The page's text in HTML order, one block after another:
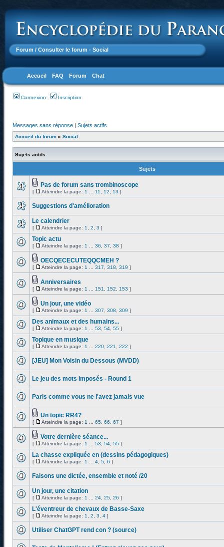
Forum / Consulter le forum - Social
Accueil FAQ Forum Chat
Connexion Inscription
Messages sans réponse | Sujets actifs
Accueil du forum » Social
Sujets actifs
Sujets
Pas de forum sans trombinoscope
[ Atteindre la page: 1 11 12 13 ]
Suggestions d'amélioration
Le calendrier
[ Atteindre la page: 1 2 3 ]
Topic actu
[ Atteindre la page: 1 36 37 38 ]
OECQECECUTEQQCMEH ?
[ Atteindre la page: 1 317 318 319 ]
Anniversaires
[ Atteindre la page: 1 151 152 153 ]
Un jour, une vidéo
[ Atteindre la page: 1 307 308 309 ]
Des animaux et des humains...
[ Atteindre la page: 1 53 54 55 ]
Topique en musique
[ Atteindre la page: 1 220 221 222 ]
[JEU] Mon Voisin du Dessous (MVDD)
Le jeu des mots imposés - Round 1
Paris comme vous ne l'avez jamais vue
Un topic RR4?
[ Atteindre la page: 1 65 66 67 ]
Votre dernière séance...
[ Atteindre la page: 1 53 54 55 ]
La chasse expliquée en (dessins pédagogiques)
[ Atteindre la page: 1 4 5 6 ]
Faisons une dictée, ensemble et noté /20
Un jour, une citation
[ Atteindre la page: 1 24 25 26 ]
L'éventreur de chevaux de Basse-Saxe
[ Atteindre la page: 1 2 3 4 ]
Utiliser ChatGPT rend con ? (source)